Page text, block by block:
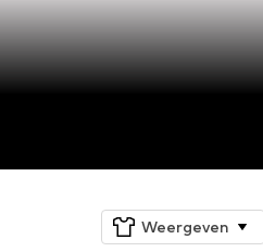
Weergeven